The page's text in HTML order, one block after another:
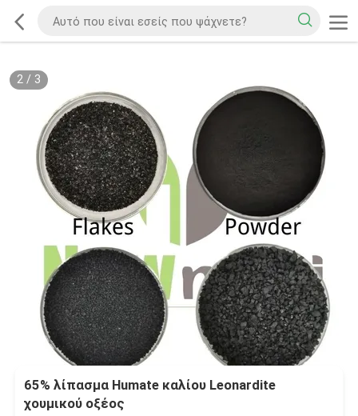
2/ 3
65% λίπασμα Humate καλίου Leonardite
χουμικού οξέος